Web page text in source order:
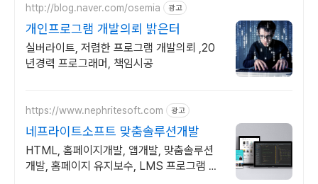
http://blog.naver.com/osemia 광고
개인프로그램 개발의뢰 밝은터
실버라이트, 저렴한 프로그램 개발의뢰 ,20
년경력 프로그래머, 책임시공
https://www.nephritesoft.com 광고
네프라이트소프트 맞춤솔루션개발
HTML, 홈페이지개발, 앱개발, 맞춤솔루션
개발, 홈페이지 유지보수, LMS 프로그램 제